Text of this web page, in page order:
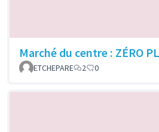
Marché du centre : ZÉRO
ETCHEPARE
2 0